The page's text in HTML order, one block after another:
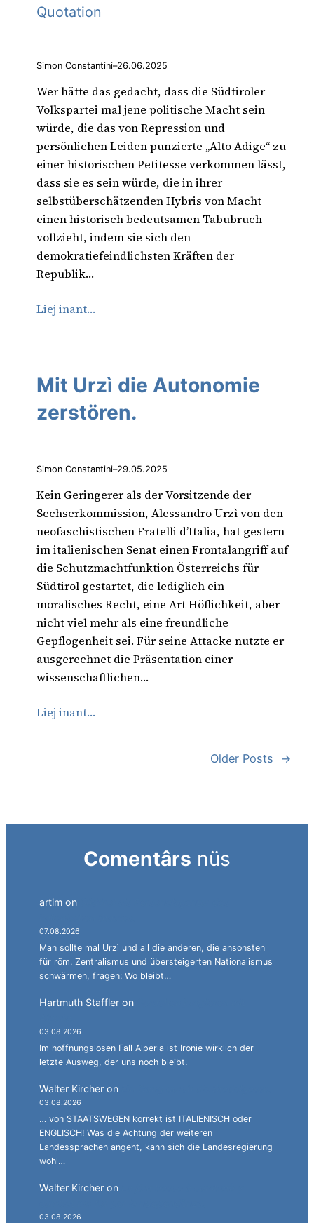
Quotation
Simon Constantini–26.06.2025
Wer hätte das gedacht, dass die Südtiroler
Volkspartei mal jene politische Macht sein
würde, die das von Repression und
persönlichen Leiden punzierte „Alto Adige“ zu
einer historischen Petitesse verkommen lässt,
dass sie es sein würde, die in ihrer
selbstüberschätzenden Hybris von Macht
einen historisch bedeutsamen Tabubruch
vollzieht, indem sie sich den
demokratiefeindlichsten Kräften der
Republik…
Liej inant…
Mit Urzì die Autonomie
zerstören.
Simon Constantini–29.05.2025
Kein Geringerer als der Vorsitzende der
Sechserkommission, Alessandro Urzì von den
neofaschistischen Fratelli d’Italia, hat gestern
im italienischen Senat einen Frontalangriff auf
die Schutzmachtfunktion Österreichs für
Südtirol gestartet, die lediglich ein
moralisches Recht, eine Art Höflichkeit, aber
nicht viel mehr als eine freundliche
Gepflogenheit sei. Für seine Attacke nutzte er
ausgerechnet die Präsentation einer
wissenschaftlichen…
Liej inant…
Older Posts →
Comentârs nüs
artim on
07.08.2026
Man sollte mal Urzì und all die anderen, die ansonsten
für röm. Zentralismus und übersteigerten Nationalismus
schwärmen, fragen: Wo bleibt…
Hartmuth Staffler on
03.08.2026
Im hoffnungslosen Fall Alperia ist Ironie wirklich der
letzte Ausweg, der uns noch bleibt.
Walter Kircher on
03.08.2026
… von STAATSWEGEN korrekt ist ITALIENISCH oder
ENGLISCH! Was die Achtung der weiteren
Landessprachen angeht, kann sich die Landesregierung
wohl…
Walter Kircher on
03.08.2026